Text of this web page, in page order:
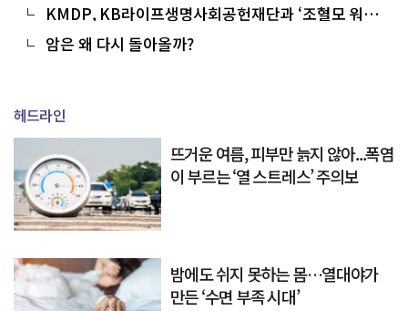
KMDP, KB라이프생명사회공헌재단과 ‘조혈모 워킹
온 라이프’ 캠페인 개최
암은 왜 다시 돌아올까?
헤드라인
뜨거운 여름, 피부만 늙지 않아...폭염
이 부르는 ‘열 스트레스’ 주의보
밤에도 쉬지 못하는 몸…열대야가
만든 ‘수면 부족 시대’